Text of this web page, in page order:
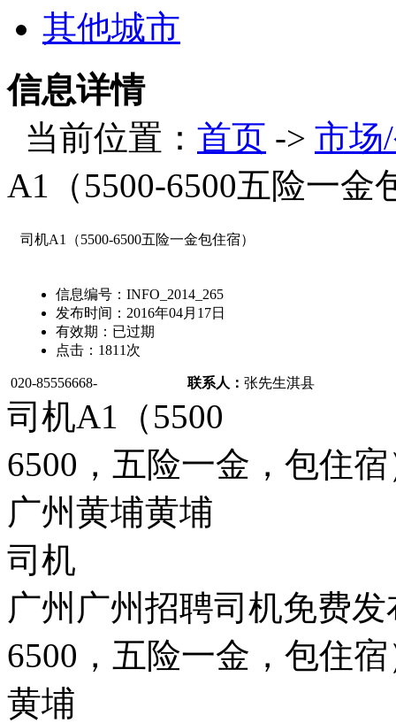
其他城市
信息详情
当前位置： 首页 -> 市场
A1（5500-6500五险一金
司机A1（5500-6500五险一金包住宿）
信息编号： INFO_2014_265
发布时间： 2016年04月17日
有效期： 已过期
点击： 1811 次
020-85556668- 联系人： 张先生淇县
司机A1（5500
6500，五险一金，包住
广州黄埔黄埔
司机
广州广州招聘司机免费
6500，五险一金，包住
黄埔